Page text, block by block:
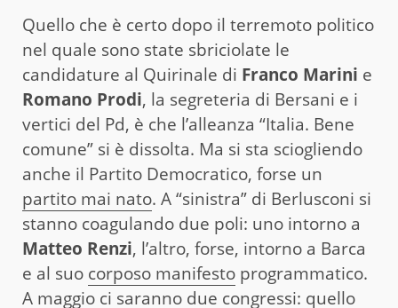
Quello che è certo dopo il terremoto politico
nel quale sono state sbriciolate le
candidature al Quirinale di Franco Marini e
Romano Prodi, la segreteria di Bersani e i
vertici del Pd, è che l’alleanza “Italia. Bene
comune” si è dissolta. Ma si sta sciogliendo
anche il Partito Democratico, forse un
partito mai nato. A “sinistra” di Berlusconi si
stanno coagulando due poli: uno intorno a
Matteo Renzi, l’altro, forse, intorno a Barca
e al suo corposo manifesto programmatico.
A maggio ci saranno due congressi: quello